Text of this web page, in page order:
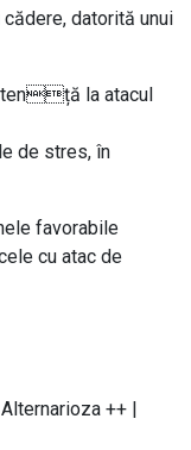
datorită unui
la atacul
stres, în
favorabile
cu atac de
++ |